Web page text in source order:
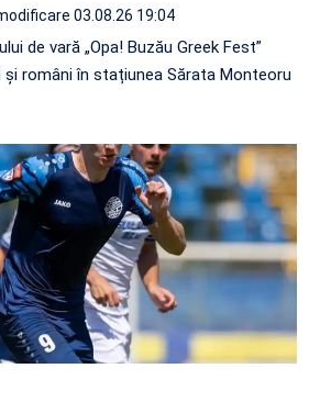
03.08.26 19:04
de vară „Opa! Buzău Greek Fest”
români în stațiunea Sărata Monteoru